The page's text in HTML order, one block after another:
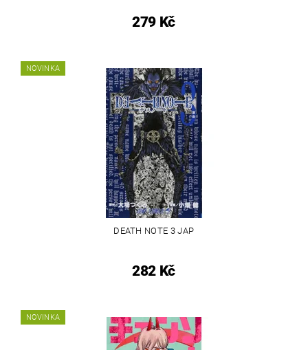
279 Kč
NOVINKA
DEATH NOTE 3 JAP
282 Kč
NOVINKA